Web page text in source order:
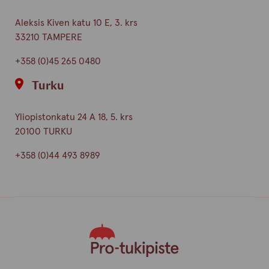
Aleksis Kiven katu 10 E, 3. krs
33210 TAMPERE
+358 (0)45 265 0480
Turku
Yliopistonkatu 24 A 18, 5. krs
20100 TURKU
+358 (0)44 493 8989